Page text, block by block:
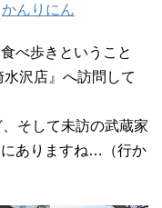
かんりにん
べ歩きということ
沢店』へ訪問して
そして未訪の武蔵家
ありますね…（行か